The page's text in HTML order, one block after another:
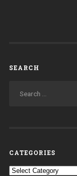
SEARCH
CATEGORIES
Categories